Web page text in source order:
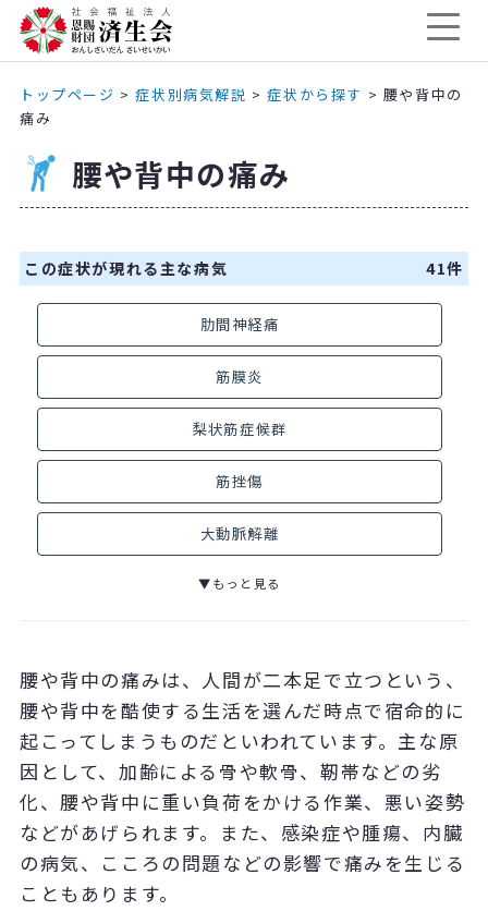
トップページ >症状別病気解説 >症状から探す > 腰や背中の
痛み
腰や背中の痛み
この症状が現れる主な病気 41件
肋間神経痛
筋膜炎
梨状筋症候群
筋挫傷
大動脈解離
▼もっと見る
腰や背中の痛みは、人間が二本足で立つという、
腰や背中を酷使する生活を選んだ時点で宿命的に
起こってしまうものだといわれています。主な原
因として、加齢による骨や軟骨、靭帯などの劣
化、腰や背中に重い負荷をかける作業、悪い姿勢
などがあげられます。また、感染症や腫瘍、内臓
の病気、こころの問題などの影響で痛みを生じる
こともあります。